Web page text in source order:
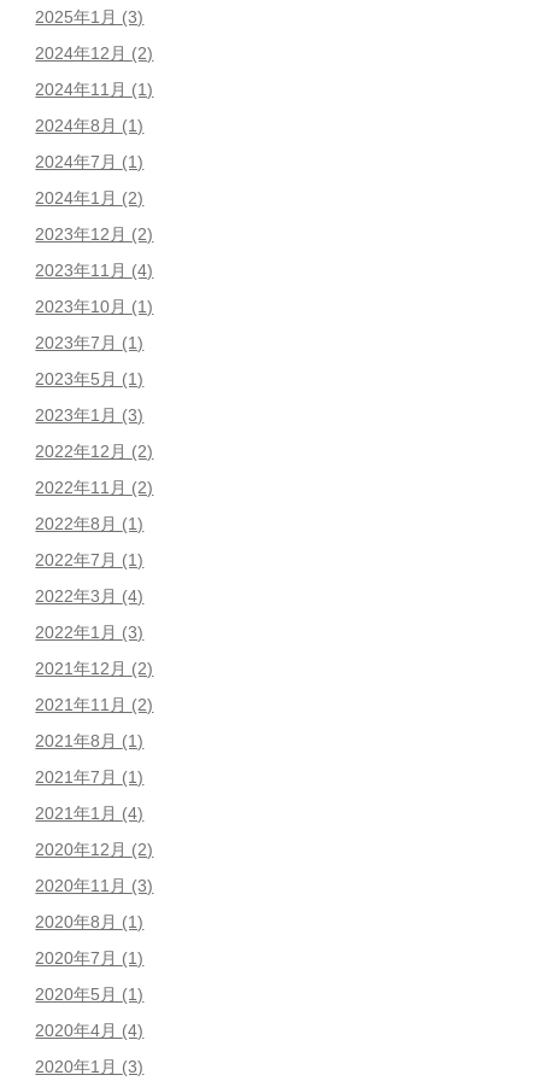
2025年1月 (3)
2024年12月 (2)
2024年11月 (1)
2024年8月 (1)
2024年7月 (1)
2024年1月 (2)
2023年12月 (2)
2023年11月 (4)
2023年10月 (1)
2023年7月 (1)
2023年5月 (1)
2023年1月 (3)
2022年12月 (2)
2022年11月 (2)
2022年8月 (1)
2022年7月 (1)
2022年3月 (4)
2022年1月 (3)
2021年12月 (2)
2021年11月 (2)
2021年8月 (1)
2021年7月 (1)
2021年1月 (4)
2020年12月 (2)
2020年11月 (3)
2020年8月 (1)
2020年7月 (1)
2020年5月 (1)
2020年4月 (4)
2020年1月 (3)